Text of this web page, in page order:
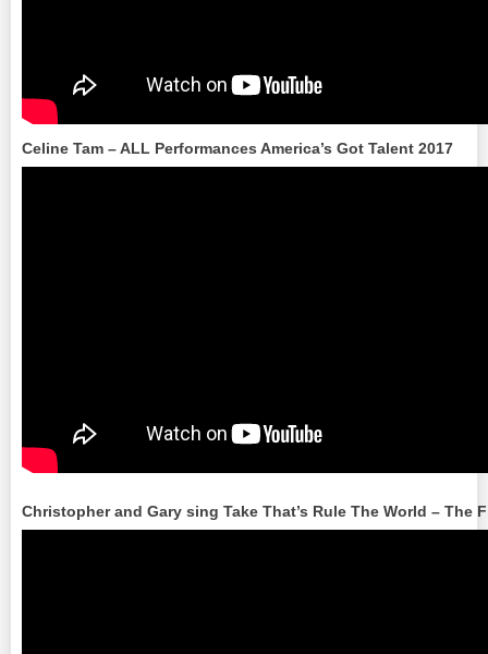
Celine Tam – ALL Performances America’s Got Talent 2017
Christopher and Gary sing Take That’s Rule The World – The